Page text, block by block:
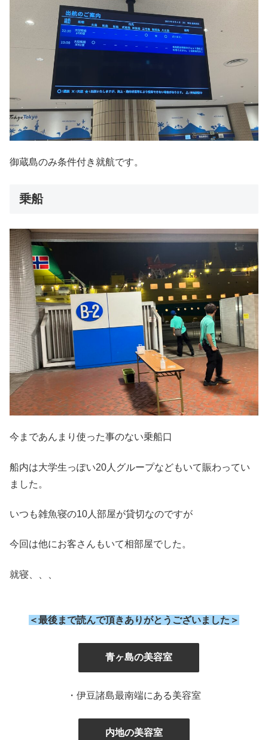
御蔵島のみ条件付き就航です。
乗船
今まであんまり使った事のない乗船口
船内は大学生っぽい20人グループなどもいて賑わってい
ました。
いつも雑魚寝の10人部屋が貸切なのですが
今回は他にお客さんもいて相部屋でした。
就寝、、、
＜最後まで読んで頂きありがとうございました＞
青ヶ島の美容室
・伊豆諸島最南端にある美容室
内地の美容室